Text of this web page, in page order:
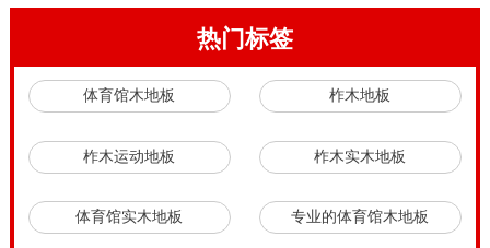
热门标签
体育馆木地板 柞木地板
柞木运动地板 柞木实木地板
体育馆实木地板 专业的体育馆木地板